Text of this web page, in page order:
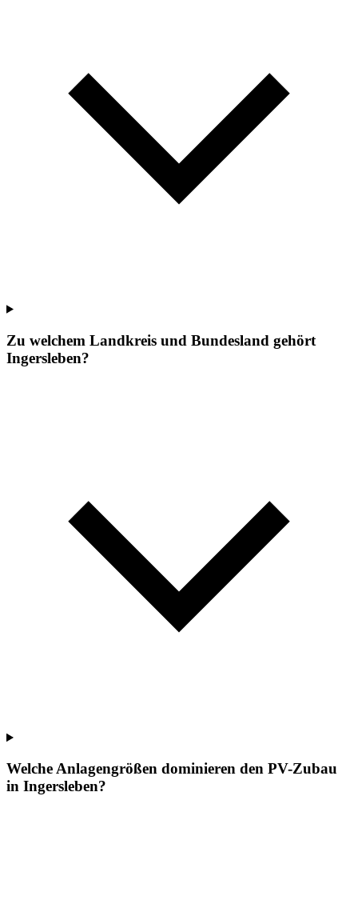
Zu welchem Landkreis und Bundesland gehört
Ingersleben?
Welche Anlagengrößen dominieren den PV-Zubau
in Ingersleben?